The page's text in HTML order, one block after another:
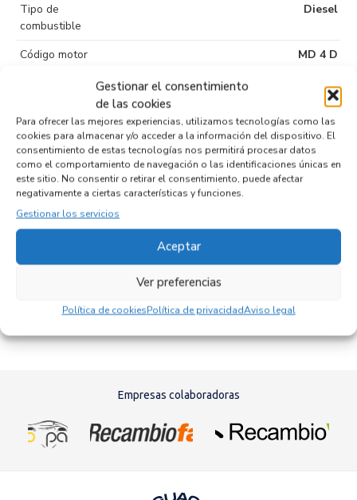
Gestionar el consentimiento
de las cookies
Para ofrecer las mejores experiencias, utilizamos tecnologías como las
cookies para almacenar y/o acceder a la información del dispositivo. El
consentimiento de estas tecnologías nos permitirá procesar datos
como el comportamiento de navegación o las identificaciones únicas en
este sitio. No consentir o retirar el consentimiento, puede afectar
negativamente a ciertas características y funciones.
Gestionar los servicios
Aceptar
Ver preferencias
Política de cookiesPolítica de privacidadAviso legal
Tipo de
combustible
Diesel
Código motor
MD 4 D
Productos relacionados
PANEL FRONTAL 51718253763
Recambios BMWSERIE 3 COMPACTO (E46)MD 4 D
Referencia OEM: 51718253763
(IVA no incluído)
Empresas colaboradoras